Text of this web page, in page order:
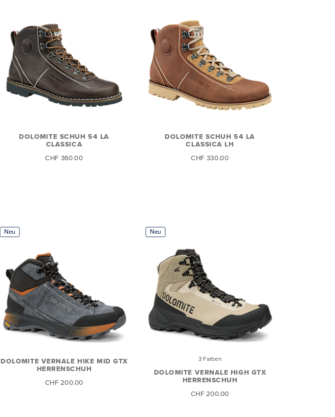
DOLOMITE SCHUH 54 LA
CLASSICA
CHF 360.00
DOLOMITE SCHUH 54 LA
CLASSICA LH
CHF 330.00
Neu
DOLOMITE VERNALE HIKE MID GTX
HERRENSCHUH
CHF 200.00
Neu
3 Farben
DOLOMITE VERNALE HIGH GTX
HERRENSCHUH
CHF 200.00